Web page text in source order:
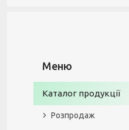
Каталог продукції
Розпродаж